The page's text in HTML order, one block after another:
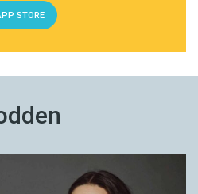
STORE